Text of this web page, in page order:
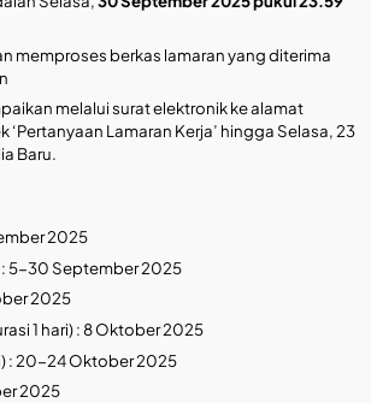
memproses berkas lamaran yang diterima
melalui surat elektronik ke alamat
‘Pertanyaan Lamaran Kerja’ hingga Selasa, 23
Baru.
2025
: 5-30 September 2025
2025
1 hari) : 8 Oktober 2025
: 20-24 Oktober 2025
2025